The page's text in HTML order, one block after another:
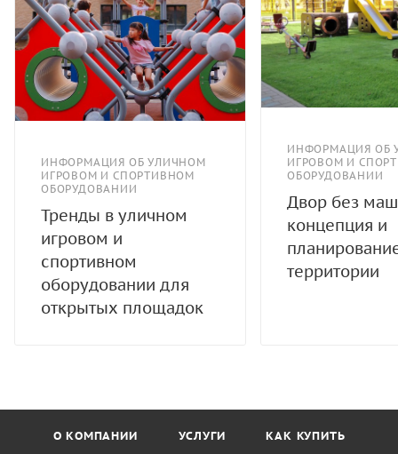
ИНФОРМАЦИЯ ОБ УЛИЧНОМ
ИГРОВОМ И СПОРТИВНОМ
ОБОРУДОВАНИИ
Тренды в уличном
игровом и
спортивном
оборудовании для
открытых площадок
ИНФОРМАЦИЯ ОБ
ИГРОВОМ И
ОБОРУДОВАНИИ
Двор без
концепция и
территории
О КОМПАНИИ УСЛУГИ КАК КУПИТЬ